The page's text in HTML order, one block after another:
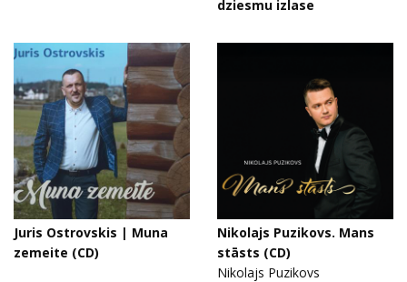
dziesmu izlase
Juris Ostrovskis | Muna
zemeite (CD)
Nikolajs Puzikovs. Mans
stāsts (CD)
Nikolajs Puzikovs